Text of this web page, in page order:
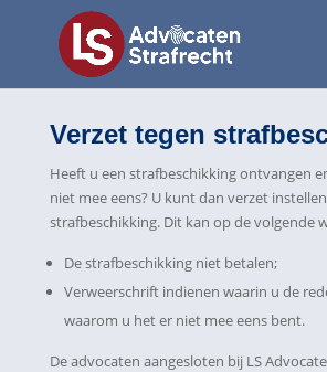
Verzet tegen
Heeft u een strafbeschikking ontvangen
niet mee eens? U kunt dan verzet
strafbeschikking. Dit kan op de volgende
De strafbeschikking niet betalen;
Verweerschrift indienen waarin u de
waarom u het er niet mee eens bent.
De advocaten aangesloten bij LS